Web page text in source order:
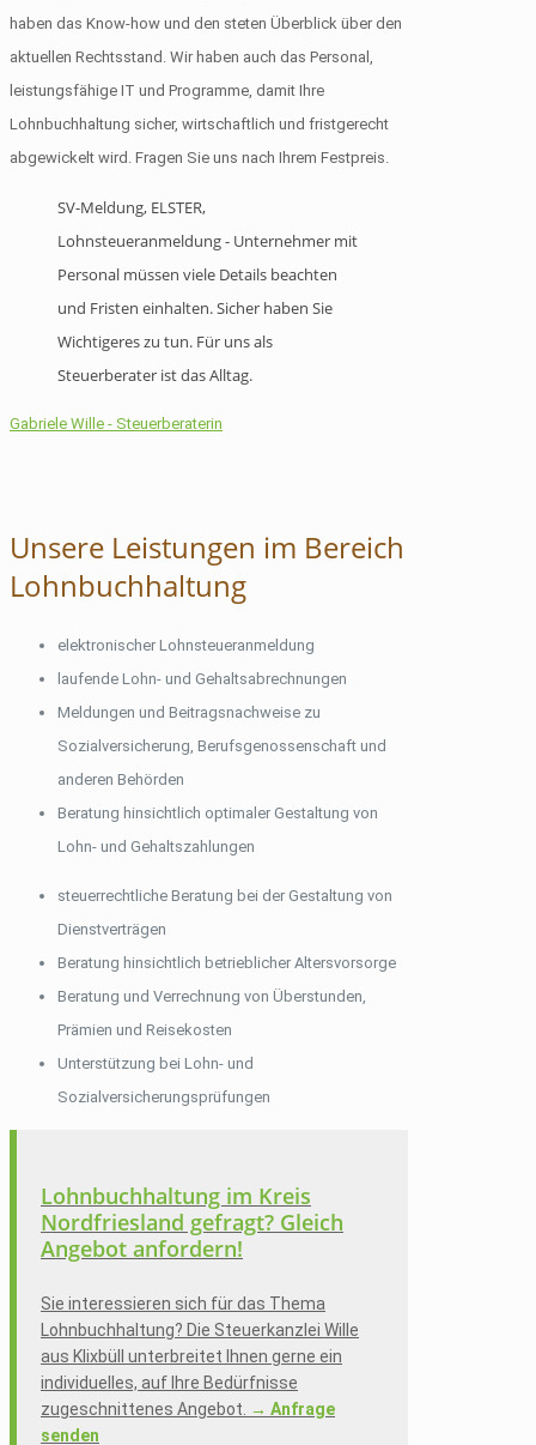
haben das Know-how und den steten Überblick über den
aktuellen Rechtsstand. Wir haben auch das Personal,
leistungsfähige IT und Programme, damit Ihre
Lohnbuchhaltung sicher, wirtschaftlich und fristgerecht
abgewickelt wird. Fragen Sie uns nach Ihrem Festpreis.
SV-Meldung, ELSTER,
Lohnsteueranmeldung - Unternehmer mit
Personal müssen viele Details beachten
und Fristen einhalten. Sicher haben Sie
Wichtigeres zu tun. Für uns als
Steuerberater ist das Alltag.
Gabriele Wille - Steuerberaterin
Unsere Leistungen im Bereich
Lohnbuchhaltung
elektronischer Lohnsteueranmeldung
laufende Lohn- und Gehaltsabrechnungen
Meldungen und Beitragsnachweise zu
Sozialversicherung, Berufsgenossenschaft und
anderen Behörden
Beratung hinsichtlich optimaler Gestaltung von
Lohn- und Gehaltszahlungen
steuerrechtliche Beratung bei der Gestaltung von
Dienstverträgen
Beratung hinsichtlich betrieblicher Altersvorsorge
Beratung und Verrechnung von Überstunden,
Prämien und Reisekosten
Unterstützung bei Lohn- und
Sozialversicherungsprüfungen
Lohnbuchhaltung im Kreis
Nordfriesland gefragt? Gleich
Angebot anfordern!
Sie interessieren sich für das Thema
Lohnbuchhaltung? Die Steuerkanzlei Wille
aus Klixbüll unterbreitet Ihnen gerne ein
individuelles, auf Ihre Bedürfnisse
zugeschnittenes Angebot. → Anfrage
senden